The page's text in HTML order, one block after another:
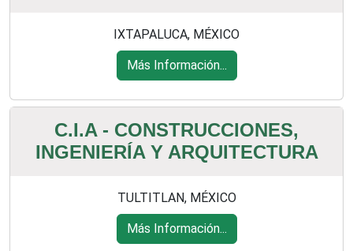
IXTAPALUCA, MÉXICO
Más Información...
C.I.A - CONSTRUCCIONES,
INGENIERÍA Y ARQUITECTURA
TULTITLAN, MÉXICO
Más Información...